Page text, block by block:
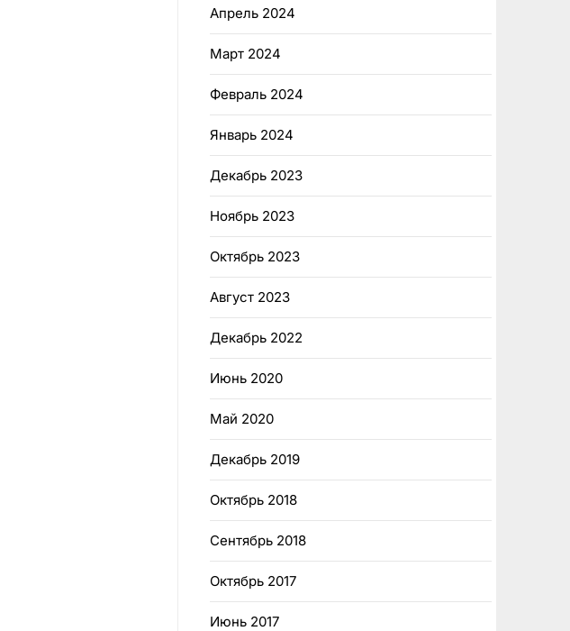
Апрель 2024
Март 2024
Февраль 2024
Январь 2024
Декабрь 2023
Ноябрь 2023
Октябрь 2023
Август 2023
Декабрь 2022
Июнь 2020
Май 2020
Декабрь 2019
Октябрь 2018
Сентябрь 2018
Октябрь 2017
Июнь 2017